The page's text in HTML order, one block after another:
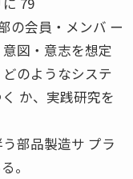
の会員・メンバ ー
図・意志を想定
のようなシステ
か、実践研究を
部品製造サ プラ
。